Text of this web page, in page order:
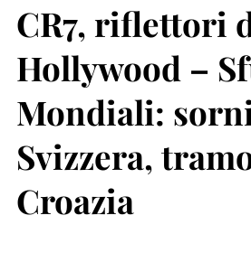
CR7, riflettori
Hollywood –
Mondiali:
Svizzera,
Croazia